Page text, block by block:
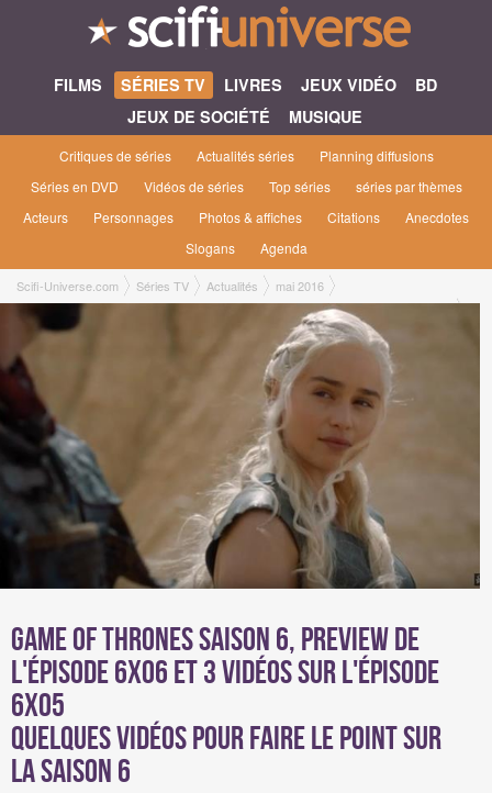
FILMS SÉRIES TV LIVRES JEUX VIDÉO
BD
JEUX DE SOCIÉTÉ
MUSIQUE
Critiques de séries Actualités séries
Planning diffusions
Séries en DVD
Vidéos de séries Top séries
séries par thèmes
Acteurs
Personnages Photos & affiches Citations
Anecdotes
Slogans
Agenda
Scifi-Universe.com Séries TV Actualités
mai 2016
Game of Thrones saison 6, preview de l'épisode 6x06 et 3 vidéos sur l'épisode
6x05
Game of Thrones saison 6, preview de
l'épisode 6x06 et 3 vidéos sur l'épisode
6x05
Quelques vidéos pour faire le point sur
la saison 6